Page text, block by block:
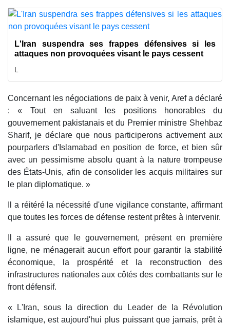
L'Iran suspendra ses frappes défensives si les
attaques non provoquées visant le pays cessent
L
Concernant les négociations de paix à venir, Aref a déclaré
: « Tout en saluant les positions honorables du
gouvernement pakistanais et du Premier ministre Shehbaz
Sharif, je déclare que nous participerons activement aux
pourparlers d'Islamabad en position de force, et bien sûr
avec un pessimisme absolu quant à la nature trompeuse
des États-Unis, afin de consolider les acquis militaires sur
le plan diplomatique. »
Il a réitéré la nécessité d'une vigilance constante, affirmant
que toutes les forces de défense restent prêtes à intervenir.
Il a assuré que le gouvernement, présent en première
ligne, ne ménagerait aucun effort pour garantir la stabilité
économique, la prospérité et la reconstruction des
infrastructures nationales aux côtés des combattants sur le
front défensif.
« L'Iran, sous la direction du Leader de la Révolution
islamique, est aujourd'hui plus puissant que jamais, prêt à